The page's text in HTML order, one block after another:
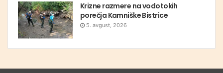
Krizne razmere na vodotokih
porečja Kamniške Bistrice
5. avgust, 2026